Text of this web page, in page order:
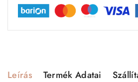
Leírás Termék Adatai